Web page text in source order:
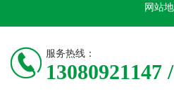
网站
服务热线：
13080921147